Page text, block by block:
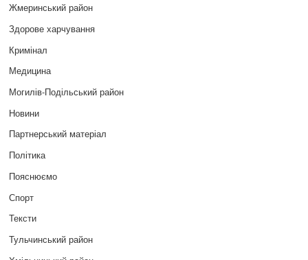
Жмеринський район
Здорове харчування
Кримінал
Медицина
Могилів-Подільський район
Новини
Партнерський матеріал
Політика
Пояснюємо
Спорт
Тексти
Тульчинський район